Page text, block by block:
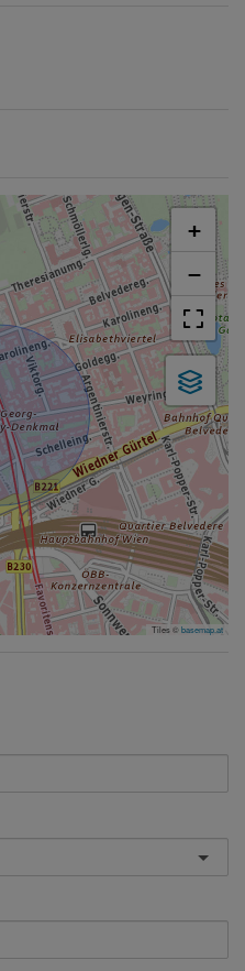
+
−
Tiles ©basemap.at